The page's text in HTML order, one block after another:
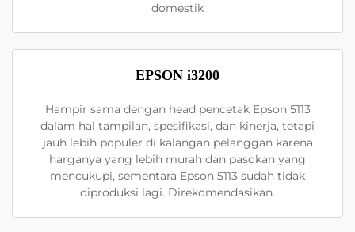
domestik
EPSON i3200
Hampir sama dengan head pencetak Epson 5113
dalam hal tampilan, spesifikasi, dan kinerja, tetapi
jauh lebih populer di kalangan pelanggan karena
harganya yang lebih murah dan pasokan yang
mencukupi, sementara Epson 5113 sudah tidak
diproduksi lagi. Direkomendasikan.